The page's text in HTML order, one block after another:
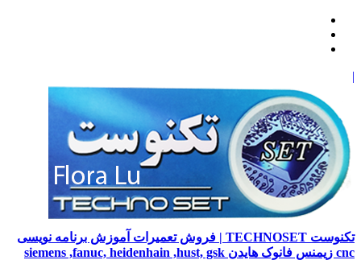
|
تکنوست TECHNOSET | فروش تعمیرات آموزش برنامه نویسی
cnc زیمنس فانوک هایدن siemens ,fanuc, heidenhain ,hust, gsk